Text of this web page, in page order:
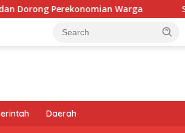
Sentuhan Humanis di Puncak
Daerah